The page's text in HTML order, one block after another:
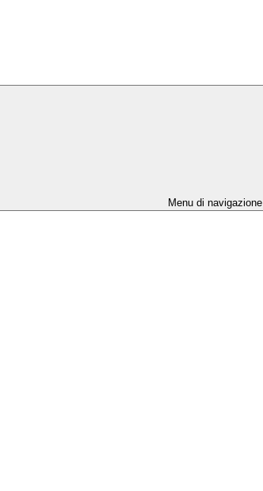
Menu di navigazione